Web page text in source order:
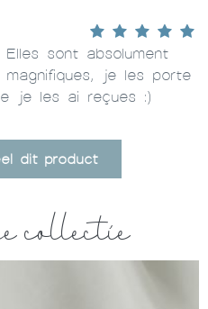
Elles sont absolument
magnifiques, je les porte
je les ai reçues :)
dit product
collectie